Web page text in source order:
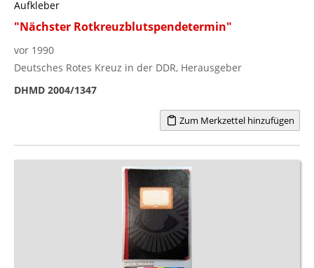
Aufkleber
"Nächster Rotkreuzblutspendetermin"
vor 1990
Deutsches Rotes Kreuz in der DDR, Herausgeber
DHMD 2004/1347
Zum Merkzettel hinzufügen